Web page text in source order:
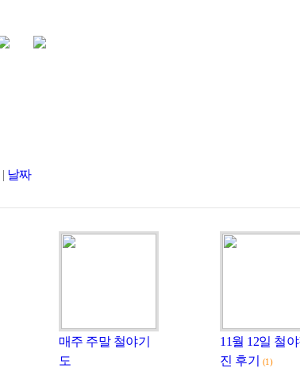
| 날짜
매주 주말 철야기
도
11월 12일 철
진 후기
(1)